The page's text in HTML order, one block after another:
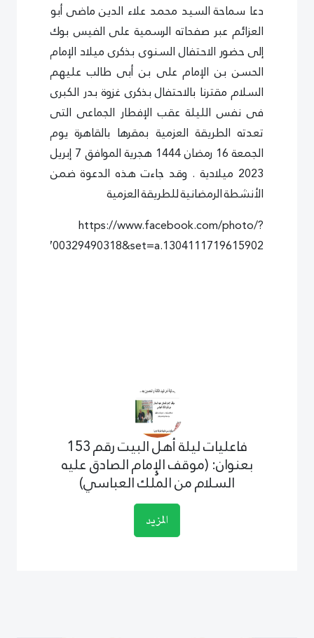
دعا سماحة السيد محمد علاء الدين ماضى أبو
العزائم عبر صفحاته الرسمية على الفيس بوك
إلى حضور الاحتفال السنوى بذكرى ميلاد الإمام
الحسن بن الإمام على بن أبى طالب عليهم
السلام مقترنا بالاحتفال بذكرى غزوة بدر الكبرى
فى نفس الليلة عقب الإفطار الجماعى التى
تعدته الطريقة العزمية بمقرها بالقاهرة يوم
الجمعة 16 رمضان 1444 هجرية الموافق 7 إبريل
2023 ميلادية . وقد جاءت هذه الدعوة ضمن
الأنشطة الرمضانية للطريقة العزمية
https://www.facebook.com/photo/?
فاعليات ليلة أهل البيت رقم 153
بعنوان: (موقف الإمام الصادق عليه
السلام من المُلك العباسي)
المزيد